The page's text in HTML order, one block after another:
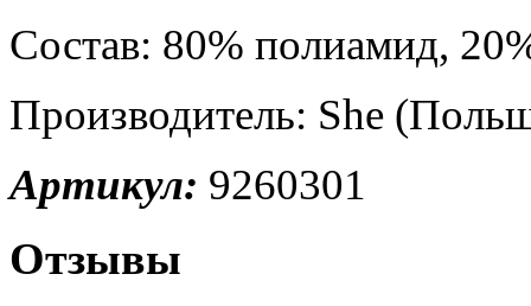
Состав: 80% полиамид,
Производитель: She
Артикул: 9260301
Отзывы